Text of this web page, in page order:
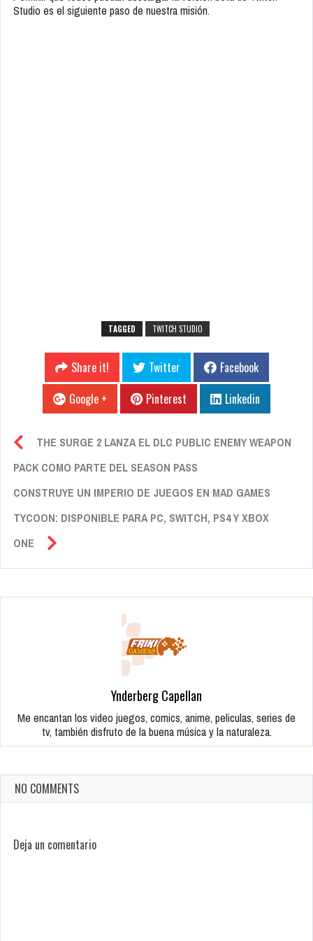
Studio es el siguiente paso de nuestra misión.
TAGGED TWITCH STUDIO
Share it! Twitter
Facebook
Google +
Pinterest Linkedin
THE SURGE 2 LANZA EL DLC PUBLIC ENEMY WEAPON
PACK COMO PARTE DEL SEASON PASS
CONSTRUYE UN IMPERIO DE JUEGOS EN MAD GAMES
TYCOON: DISPONIBLE PARA PC, SWITCH, PS4 Y XBOX
ONE
Ynderberg Capellan
Me encantan los video juegos, comics, anime, peliculas, series de
tv, también disfruto de la buena música y la naturaleza.
NO COMMENTS
Deja un comentario